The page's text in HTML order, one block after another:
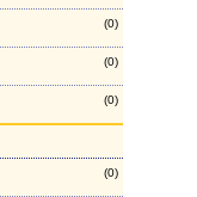
(0)
(0)
(0)
(0)